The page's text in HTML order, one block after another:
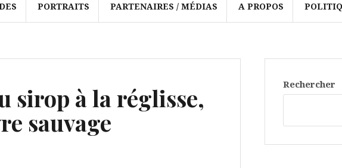
PORTRAITS PARTENAIRES / MÉDIAS A PROPOS
sirop à la réglisse,
sauvage
Rechercher